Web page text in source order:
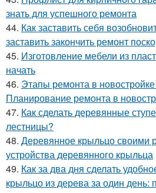
знать для успешного ремонта
44. Как заставить себя
заставить закончить ремонт
45. Изготовление мебели из
начать
46. Этапы ремонта в
Планирование ремонта в
47. Как сделать деревянные
лестницы?
48. Деревянное крыльцо своими
устройства деревянного крыльца
49. Как за два дня сделать
крыльцо из дерева за один день: